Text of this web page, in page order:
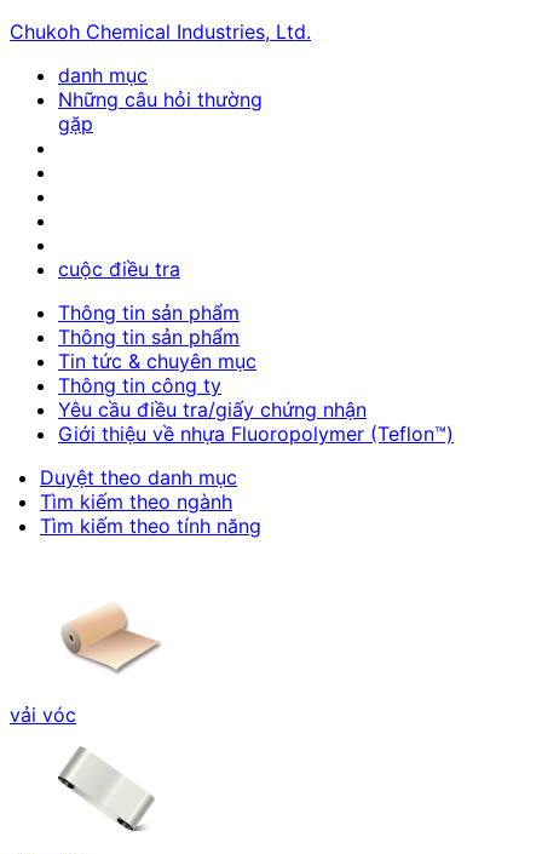
Chukoh Chemical Industries, Ltd.
danh mục
Những câu hỏi thường
gặp
cuộc điều tra
Thông tin sản phẩm
Thông tin sản phẩm
Tin tức & chuyên mục
Thông tin công ty
Yêu cầu điều tra/giấy chứng nhận
Giới thiệu về nhựa Fluoropolymer (Teflon™)
Duyệt theo danh mục
Tìm kiếm theo ngành
Tìm kiếm theo tính năng
vải vóc